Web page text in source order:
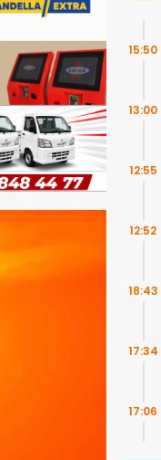
15:50
13:00
12:55
12:52
18:43
17:34
17:06